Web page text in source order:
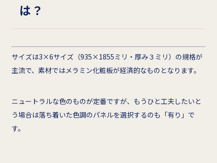
は？
サイズは3×6サイズ（935×1855ミリ・厚み３ミリ）の規格が
主流で、素材ではメラミン化粧板が経済的なものとなります。
ニュートラルな色のものが定番ですが、もうひと工夫したいと
う場合は落ち着いた色調のパネルを選択するのも「有り」で
す。